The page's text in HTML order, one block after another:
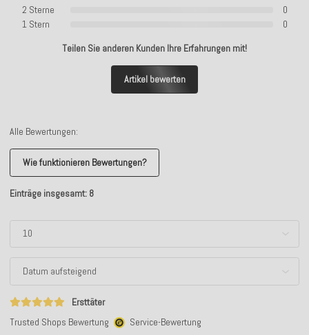
2 Sterne
0
1 Stern
0
Teilen Sie anderen Kunden Ihre Erfahrungen mit!
Artikel bewerten
Alle Bewertungen:
Wie funktionieren Bewertungen?
Einträge insgesamt: 8
Ersttäter
Trusted Shops Bewertung
Service-Bewertung